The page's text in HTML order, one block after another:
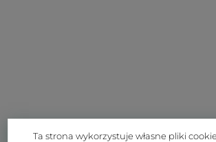
Ta strona wykorzystuje własne pliki